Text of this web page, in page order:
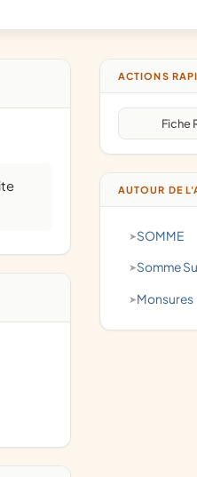
ACTIONS
Fiche
AUTOUR DE
SOMME
Somme
Monsures